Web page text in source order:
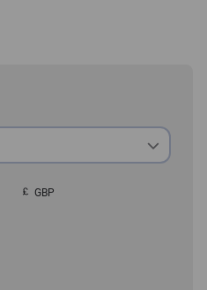
GBP